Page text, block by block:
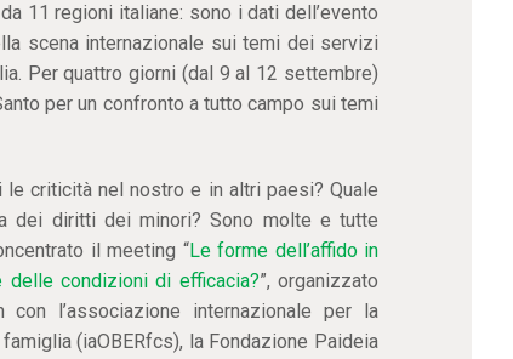
11 regioni italiane: sono i dati dell’evento
scena internazionale sui temi dei servizi
Per quattro giorni (dal 9 al 12 settembre)
per un confronto a tutto campo sui temi
criticità nel nostro e in altri paesi? Quale
dei diritti dei minori? Sono molte e tutte
il meeting “Le forme dell’affido in
delle condizioni di efficacia?”, organizzato
con l’associazione internazionale per la
(iaOBERfcs), la Fondazione Paideia